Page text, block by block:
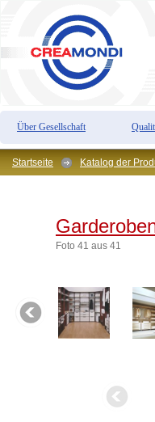
Über Gesellschaft
Startseite Katalog der
Foto 41 aus 41